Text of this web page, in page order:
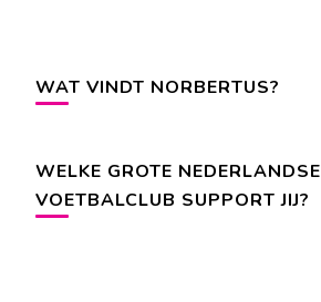
WAT VINDT NORBERTUS?
WELKE GROTE NEDERLANDSE
VOETBALCLUB SUPPORT JIJ?